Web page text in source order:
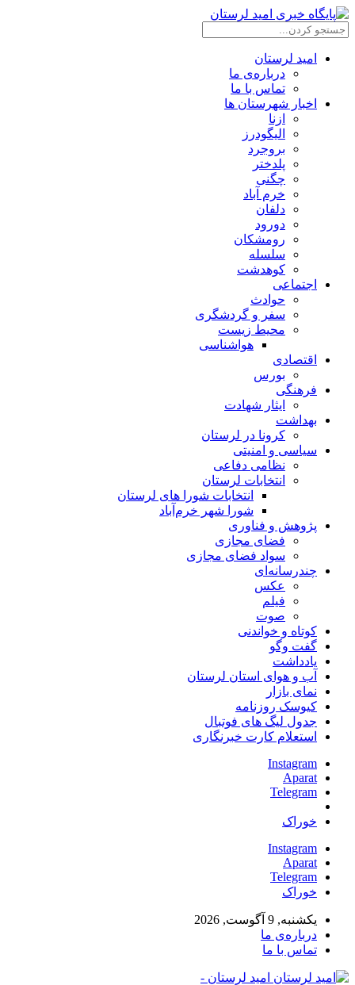
امید لرستان
درباره‌ی ما
تماس با ما
اخبار شهرستان ها
ازنا
الیگودرز
بروجرد
پلدختر
چگنی
خرم آباد
دلفان
دورود
رومشکان
سلسله
کوهدشت
اجتماعی
حوادث
سفر و گردشگری
محیط زیست
هواشناسی
اقتصادی
بورس
فرهنگی
ایثار شهادت
بهداشت
کرونا در لرستان
سیاسی و امنیتی
نظامی دفاعی
انتخابات لرستان
انتخابات شورا های لرستان
شورا شهر خرم‌آباد
پژوهش و فناوری
فضای مجازی
سواد فضای مجازی
چندرسانه‌ای
عكس
فیلم
صوت
کوتاه و خواندنی
گفت وگو
یادداشت
آب و هوای استان لرستان
نمای بازار
کیوسک روزنامه
جدول لیگ های فوتبال
استعلام کارت خبرنگاری
Instagram
Aparat
Telegram
خوراک
Instagram
Aparat
Telegram
خوراک
یکشنبه, 9 آگوست, 2026
درباره‌ی ما
تماس با ما
امید لرستان -